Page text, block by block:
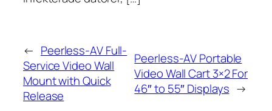
← Peerless-AV Full-
Service Video Wall
Mount with Quick
Release
Peerless-AV Portable
Video Wall Cart 3×2 For
46″ to 55″ Displays →